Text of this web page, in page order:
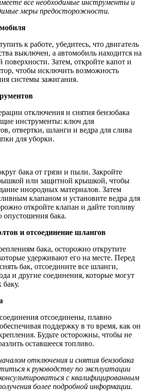
все необходимые инструменты и
меры предосторожности.
к работе, убедитесь, что двигатель
выключен, а автомобиль находится на
поверхности. Затем, откройте капот и
чтобы исключить возможность
системы зажигания.
отключения и снятия бензобака
инструменты: ключ для
отвертки, шланги и ведра для слива
для уборки.
бака от грязи и пыли. Закройте
или защитной крышкой, чтобы
инородных материалов. Затем
клапаном и установите ведра для
откройте клапан и дайте топливу
опустошения бака.
и отсоединение шлангов
бака, осторожно открутите
удерживают его на месте. Перед
бак, отсоедините все шланги,
и другие соединения, которые могут
отсоединены, плавно
поддержку в то время, как он
Будьте осторожны, чтобы не
оставшееся топливо.
отключения и снятия бензобака
к руководству по эксплуатации
с квалифицированным
более подробной информации.